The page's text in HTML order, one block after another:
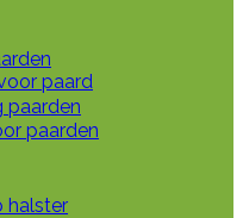
paard
paarden
paarden
halster